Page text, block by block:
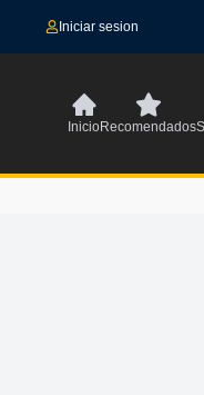
Iniciar sesion
InicioRecomendados